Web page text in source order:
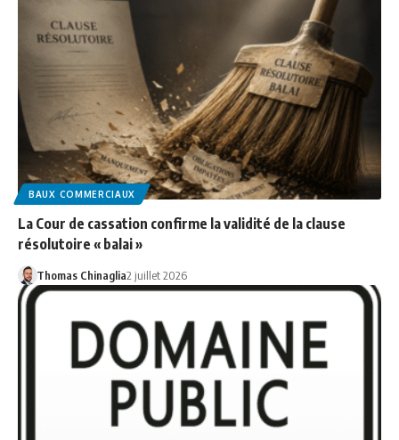
BAUX COMMERCIAUX
La Cour de cassation confirme la validité de la clause
résolutoire « balai »
Thomas Chinaglia2 juillet 2026